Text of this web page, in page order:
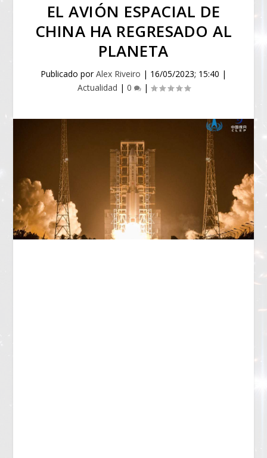
EL AVIÓN ESPACIAL DE
CHINA HA REGRESADO AL
PLANETA
Publicado porAlex Riveiro | 16/05/2023; 15:40 |
Actualidad | 0 |